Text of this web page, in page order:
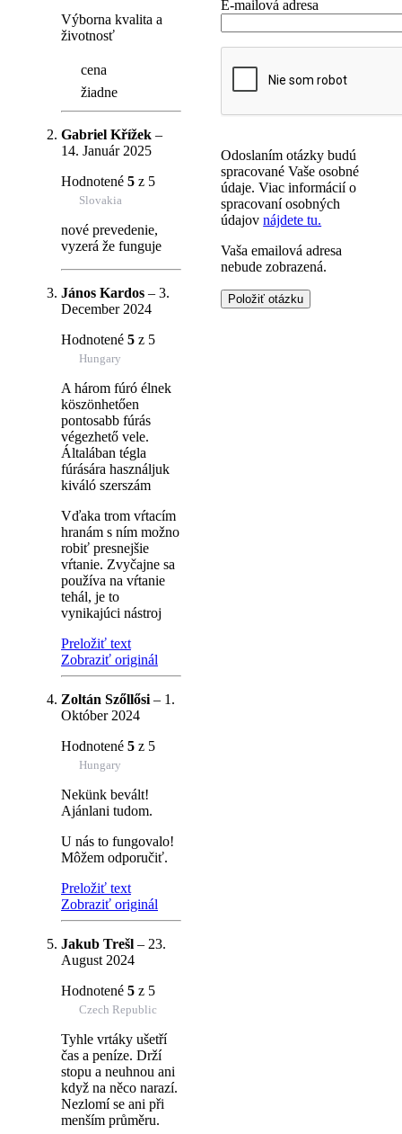
Výborna kvalita a
životnosť
cena
žiadne
Gabriel Křížek –
14. Január 2025
Hodnotené 5 z 5
Slovakia
nové prevedenie,
vyzerá že funguje
János Kardos – 3.
December 2024
Hodnotené 5 z 5
Hungary
A három fúró élnek
köszönhetően
pontosabb fúrás
végezhető vele.
Általában tégla
fúrására használjuk
kiváló szerszám
Vďaka trom vŕtacím
hranám s ním možno
robiť presnejšie
vŕtanie. Zvyčajne sa
používa na vŕtanie
tehál, je to
vynikajúci nástroj
Preložiť text
Zobraziť originál
Zoltán Szőllősi – 1.
Október 2024
Hodnotené 5 z 5
Hungary
Nekünk bevált!
Ajánlani tudom.
U nás to fungovalo!
Môžem odporučiť.
Preložiť text
Zobraziť originál
Jakub Trešl – 23.
August 2024
Hodnotené 5 z 5
Czech Republic
Tyhle vrtáky ušetří
čas a peníze. Drží
stopu a neuhnou ani
když na něco narazí.
Nezlomí se ani při
menším průměru.
E-mailová adresa
Odoslaním otázky budú
spracované Vaše osobné
údaje. Viac informácií o
spracovaní osobných
údajovnájdete tu.
Vaša emailová adresa
nebude zobrazená.